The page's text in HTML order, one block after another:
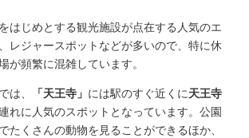
はじめとする観光施設が点在する人気のエ
レジャースポットなどが多いので、特に休
が頻繁に混雑しています。
では、 「天王寺」 には駅のすぐ近くに天王寺
れに人気のスポットとなっています。公園
でたくさんの動物を見ることができるほか、